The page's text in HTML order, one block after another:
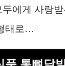
에게 사랑
태로…